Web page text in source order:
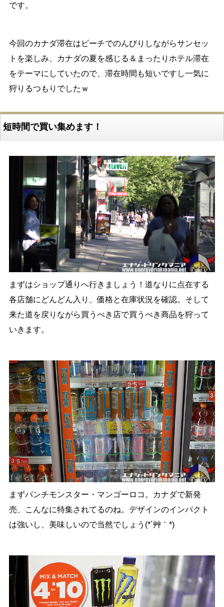
です。
今回のカナダ滞在はビーチでのんびりしながらサンセッ
トを楽しみ、カナダの夏を感じる＆まったりホテル滞在
をテーマにしていたので、滞在時間も短いですし一気に
狩りるつもりでしたｗ
短時間で買い集めます！
まずはショップ通りへ行きましょう！道なりに点在する
各店舗にどんどん入り、価格と在庫状況を確認。そして
来た道を戻りながら買うべき店で買うべき商品を狩って
いきます。
まずパンチモンスター・マンゴーロコ。カナダで新発
売、こんなに特集されてるのね。デザインのインパクト
は強いし、美味しいので当然でしょう(*´艸｀*)